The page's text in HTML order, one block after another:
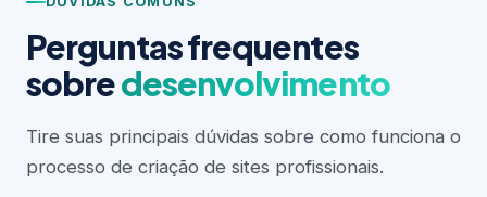
Perguntas frequentes
sobredesenvolvimento
Tire suas principais dúvidas sobre como funciona o
processo de criação de sites profissionais.